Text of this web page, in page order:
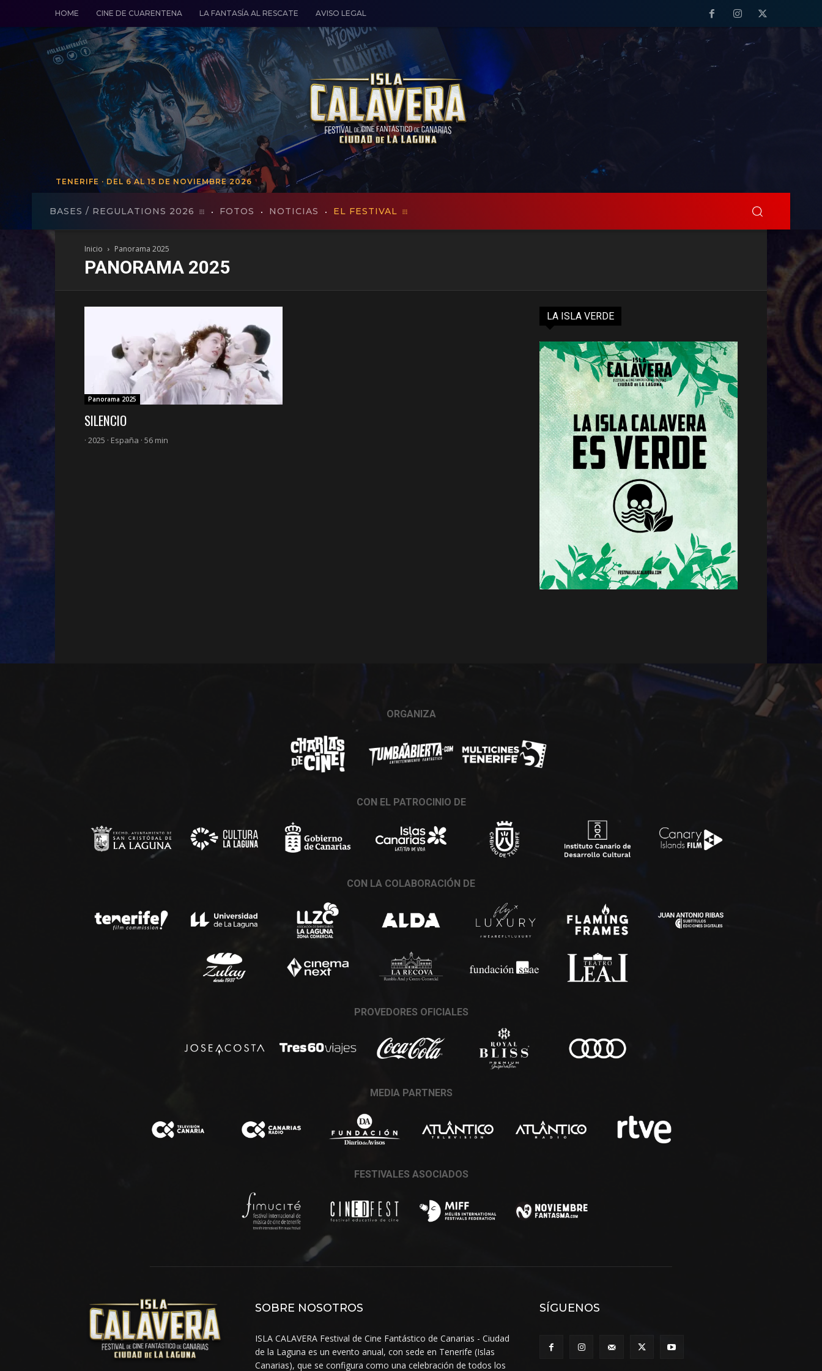
HOME CINE DE CUARENTENA LA FANTASÍA AL RESCATE AVISO LEGAL
TENERIFE · DEL 6 AL 15 DE NOVIEMBRE 2026
BASES / REGULATIONS 2026 FOTOS NOTICIAS EL FESTIVAL
Inicio Panorama 2025
PANORAMA 2025
Panorama 2025
SILENCIO
· 2025 · España · 56 min
LA ISLA VERDE
ORGANIZA
CON EL PATROCINIO DE
CON LA COLABORACIÓN DE
PROVEDORES OFICIALES
MEDIA PARTNERS
FESTIVALES ASOCIADOS
SOBRE NOSOTROS
ISLA CALAVERA Festival de Cine Fantástico de Canarias - Ciudad
de la Laguna es un evento anual, con sede en Tenerife (Islas
Canarias), que se configura como una celebración de todos los
SÍGUENOS